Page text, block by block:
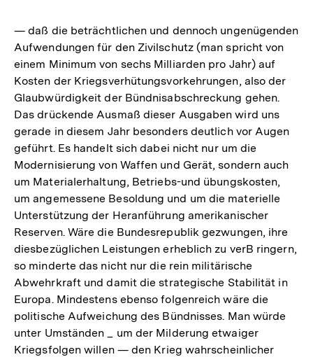
— daß die beträchtlichen und dennoch ungenügenden
Aufwendungen für den Zivilschutz (man spricht von
einem Minimum von sechs Milliarden pro Jahr) auf
Kosten der Kriegsverhütungsvorkehrungen, also der
Glaubwürdigkeit der Bündnisabschreckung gehen.
Das drückende Ausmaß dieser Ausgaben wird uns
gerade in diesem Jahr besonders deutlich vor Augen
geführt. Es handelt sich dabei nicht nur um die
Modernisierung von Waffen und Gerät, sondern auch
um Materialerhaltung, Betriebs-und übungskosten,
um angemessene Besoldung und um die materielle
Unterstützung der Heranführung amerikanischer
Reserven. Wäre die Bundesrepublik gezwungen, ihre
diesbezüglichen Leistungen erheblich zu verB ringern,
so minderte das nicht nur die rein militärische
Abwehrkraft und damit die strategische Stabilität in
Europa. Mindestens ebenso folgenreich wäre die
politische Aufweichung des Bündnisses. Man würde
unter Umständen _ um der Milderung etwaiger
Kriegsfolgen willen — den Krieg wahrscheinlicher